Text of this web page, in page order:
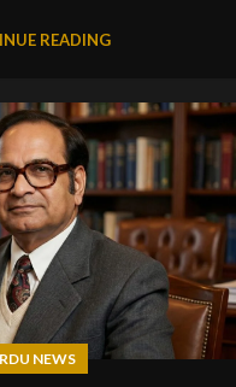
READING
NEWS